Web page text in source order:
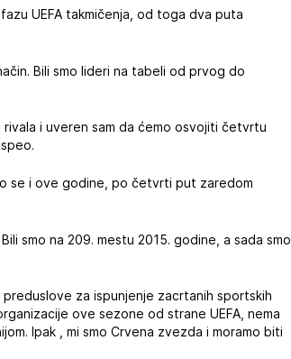
UEFA takmičenja, od toga dva puta
Bili smo lideri na tabeli od prvog do
i uveren sam da ćemo osvojiti četvrtu
se i ove godine, po četvrti put zaredom
smo na 209. mestu 2015. godine, a sada smo
za ispunjenje zacrtanih sportskih
ove sezone od strane UEFA, nema
Ipak , mi smo Crvena zvezda i moramo biti